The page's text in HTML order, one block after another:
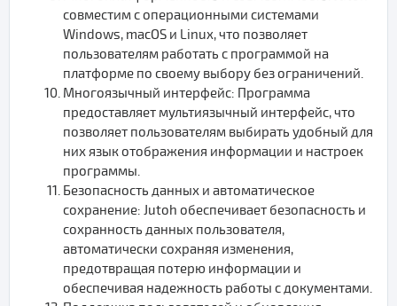
совместим с операционными системами
Windows, macOS и Linux, что позволяет
пользователям работать с программой на
платформе по своему выбору без ограничений.
Многоязычный интерфейс: Программа
предоставляет мультиязычный интерфейс, что
позволяет пользователям выбирать удобный для
них язык отображения информации и настроек
программы.
Безопасность данных и автоматическое
сохранение: Jutoh обеспечивает безопасность и
сохранность данных пользователя,
автоматически сохраняя изменения,
предотвращая потерю информации и
обеспечивая надежность работы с документами.